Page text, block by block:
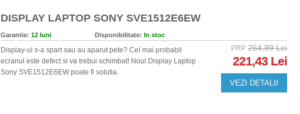
DISPLAY LAPTOP SONY SVE1512E6EW
Garantie: 12 luni Disponibilitate: In stoc
Display-ul s-a spart sau au aparut pete? Cel mai probabil
ecranul este defect si va trebui schimbat! Noul Display Laptop
Sony SVE1512E6EW poate fi solutia.
PRP 264,99 Lei
221,43 Lei
VEZI DETALII